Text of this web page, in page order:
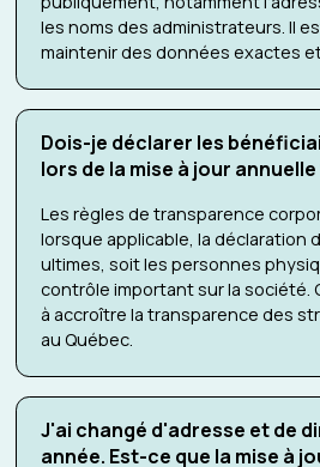
les noms des administrateurs. Il
maintenir des données exactes
Dois-je déclarer les
lors de la mise à jour annuelle
Les règles de transparence
lorsque applicable, la déclaration
ultimes, soit les personnes
contrôle important sur la société.
à accroître la transparence des
au Québec.
J'ai changé d'adresse et de
année. Est-ce que la mise à